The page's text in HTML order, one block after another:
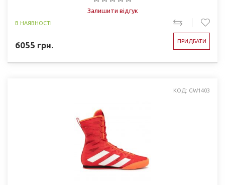
Залишити відгук
В НАЯВНОСТІ
6055 грн. ПРИДБАТИ
КОД: GW1403